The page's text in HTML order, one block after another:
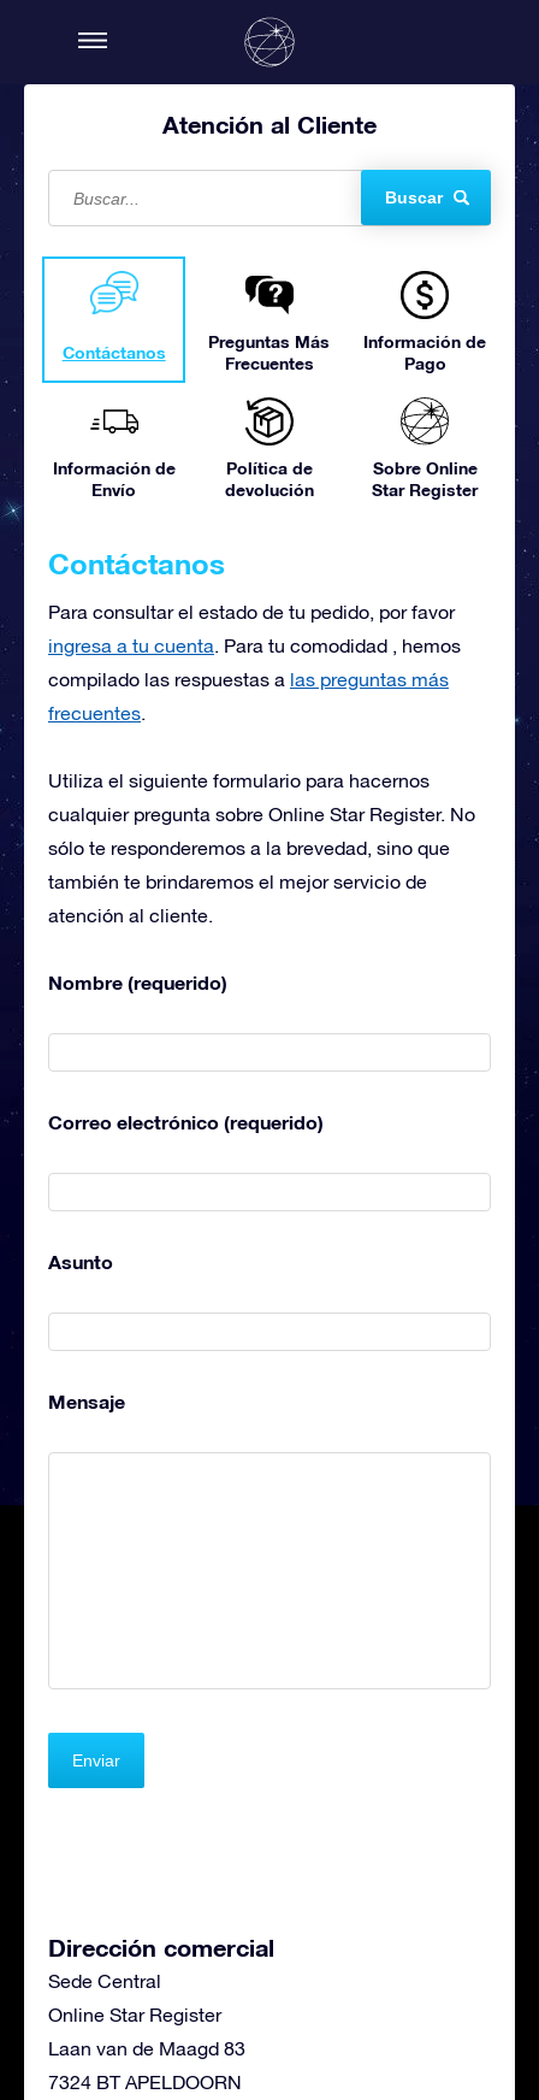
Atención al Cliente
Buscar
Contáctanos
Preguntas Más
Frecuentes
Información de
Pago
Información de
Envío
Política de
devolución
Sobre Online
Star Register
Contáctanos
Para consultar el estado de tu pedido, por favor
ingresa a tu cuenta. Para tu comodidad , hemos
compilado las respuestas a las preguntas más
frecuentes.
Utiliza el siguiente formulario para hacernos
cualquier pregunta sobre Online Star Register. No
sólo te responderemos a la brevedad, sino que
también te brindaremos el mejor servicio de
atención al cliente.
Nombre (requerido)
Correo electrónico (requerido)
Asunto
Mensaje
Dirección comercial
Sede Central
Online Star Register
Laan van de Maagd 83
7324 BT APELDOORN